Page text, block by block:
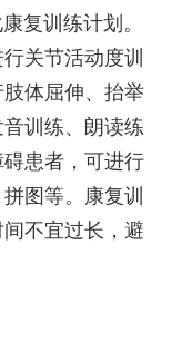
复训练计划。
关节活动度训
体屈伸、抬举
训练、朗读练
患者，可进行
图等。康复训
不宜过长，避